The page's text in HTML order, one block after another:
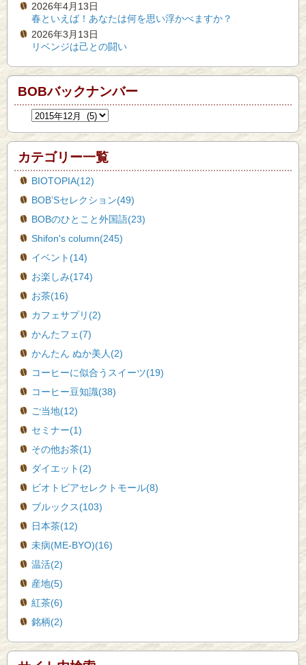
2026年4月13日
春といえば！あなたは何を思い浮かべますか？
2026年3月13日
リベンジは己との闘い
BOBバックナンバー
カテゴリー一覧
BIOTOPIA(12)
BOB’Sセレクション(49)
BOBのひとこと外国語(23)
Shifon's column(245)
イベント(14)
お楽しみ(174)
お茶(16)
カフェサプリ(2)
かんたフェ(7)
かんたん ぬか美人(2)
コーヒーに似合うスイーツ(19)
コーヒー豆知識(38)
ご当地(12)
セミナー(1)
その他お茶(1)
ダイエット(2)
ビオトピアセレクトモール(8)
ブルックス(103)
日本茶(12)
未病(ME-BYO)(16)
温活(2)
産地(5)
紅茶(6)
銘柄(2)